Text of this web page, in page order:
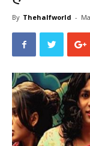
By Thehalfworld -